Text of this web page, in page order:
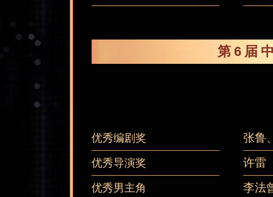
第6届
优秀编剧奖 张鲁
优秀导演奖 许雷
优秀男主角 李法